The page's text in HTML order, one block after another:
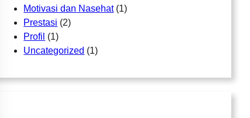
Motivasi dan Nasehat(1)
Prestasi (2)
Profil (1)
Uncategorized (1)